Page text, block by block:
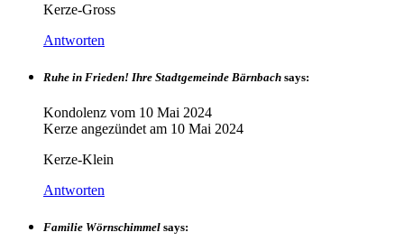
Kerze-Gross
Antworten
Ruhe in Frieden! Ihre Stadtgemeinde Bärnbach says:
Kondolenz vom 10 Mai 2024
Kerze angezündet am 10 Mai 2024
Kerze-Klein
Antworten
Familie Wörnschimmel says: